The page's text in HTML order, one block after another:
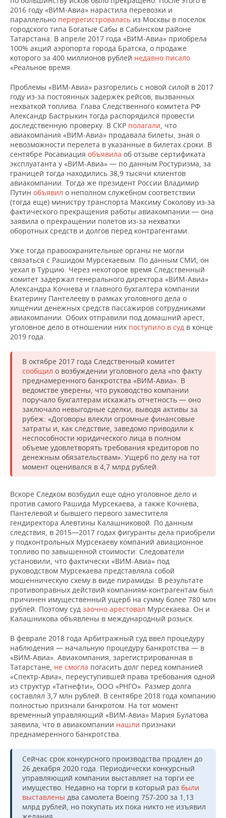
2016 году «ВИМ-Авиа» нарастила перевозки и
параллельно перерегистровалась из Москвы в поселок
городского типа Богатые Сабы в Сабинском районе
Татарстана. В апреле 2017 года «ВИМ-Авиа» приобрела
100% акций аэропорта города Братска, о продаже
которого за 400 миллионов рублей недавно писало
«Реальное время.
Проблемы «ВИМ-Авиа» разгорелись с новой силой в 2017
году из-за постоянных задержек рейсов, вызванных
нехваткой топлива. Глава Следственного комитета РФ
Александр Бастрыкин тогда распорядился провести
доследственную проверку. В СКР полагали, что
авиакомпания «ВИМ-Авиа» продавала билеты, зная о
невозможности перелета в указанные в билетах сроки. В
сентябре Росавиация объявила об отзыве сертификата
эксплуатанта у «ВИМ-Авиа» — по данным Ростуризма, за
границей тогда находились 38,9 тысячи клиентов
авиакомпании. Тогда же президент России Владимир
Путин объявил о неполном служебном соответствии
(тогда еще) министру транспорта Максиму Соколову из-за
фактического прекращения работы авиакомпании — она
заявила о прекращении полетов из-за нехватки
оборотных средств и долгов перед контрагентами.
Уже тогда правоохранительные органы не могли
связаться с Рашидом Мурсекаевым. По данным СМИ, он
уехал в Турцию. Через некоторое время Следственный
комитет задержал генерального директора «ВИМ-Авиа»
Александра Кочнева и главного бухгалтера компании
Екатерину Пантелееву в рамках уголовного дела о
хищении денежных средств пассажиров сотрудниками
авиакомпании. Обоих отправили под домашний арест,
уголовное дело в отношении них поступило в суд в конце
2019 года.
В октябре 2017 года Следственный комитет
сообщил о возбуждении уголовного дела «по факту
преднамеренного банкротства «ВИМ-Авиа». В
ведомстве уверены, что руководство компании
поручало бухгалтерам искажать отчетность — оно
заключало невыгодные сделки, выводя активы за
рубеж: «Договоры влекли огромные финансовые
затраты и, как следствие, заведомо приводили к
неспособности юридического лица в полном
объеме удовлетворять требования кредиторов по
денежным обязательствам». Ущерб по делу на тот
момент оценивался в 4,7 млрд рублей.
Вскоре Следком возбудил еще одно уголовное дело и
против самого Рашида Мурсекаева, а также Кочнева,
Пантелевой и бывшего первого заместителя
гендиректора Алевтины Калашниковой. По данным
следствия, в 2015—2017 годах фигуранты дела приобрели
у подконтрольных Мурсекаеву компаний авиационное
топливо по завышенной стоимости. Следователи
установили, что фактически «ВИМ-Авиа» под
руководством Мурсекаева представляла собой
мошенническую схему в виде пирамиды. В результате
противоправных действий компаниям-контрагентам был
причинен имущественный ущерб на сумму более 780 млн
рублей. Поэтому суд заочно арестовал Мурсекаева. Он и
Калашникова объявлены в международный розыск.
В феврале 2018 года Арбитражный суд ввел процедуру
наблюдения — начальную процедуру банкротства — в
«ВИМ-Авиа». Авиакомпания, зарегистрированная в
Татарстане, не смогла погасить долг перед компанией
«Спектр-Авиа», переуступившей права требования одной
из структур «Татнефти», ООО «РНГО». Размер долга
составлял 3,7 млн рублей. В сентябре 2018 года компанию
полностью признали банкротом. На тот момент
временный управляющий «ВИМ-Авиа» Мария Булатова
заявила, что в авиакомпании нашли признаки
преднамеренного банкротства.
Сейчас срок конкурсного производства продлен до
26 декабря 2020 года. Периодически конкурсный
управляющий компании выставляет на торги ее
имущество. Недавно на торги в который раз были
выставлены два самолета Boeing 757-200 за 1,13
млрд рублей, но покупать их пока никто не изъявил